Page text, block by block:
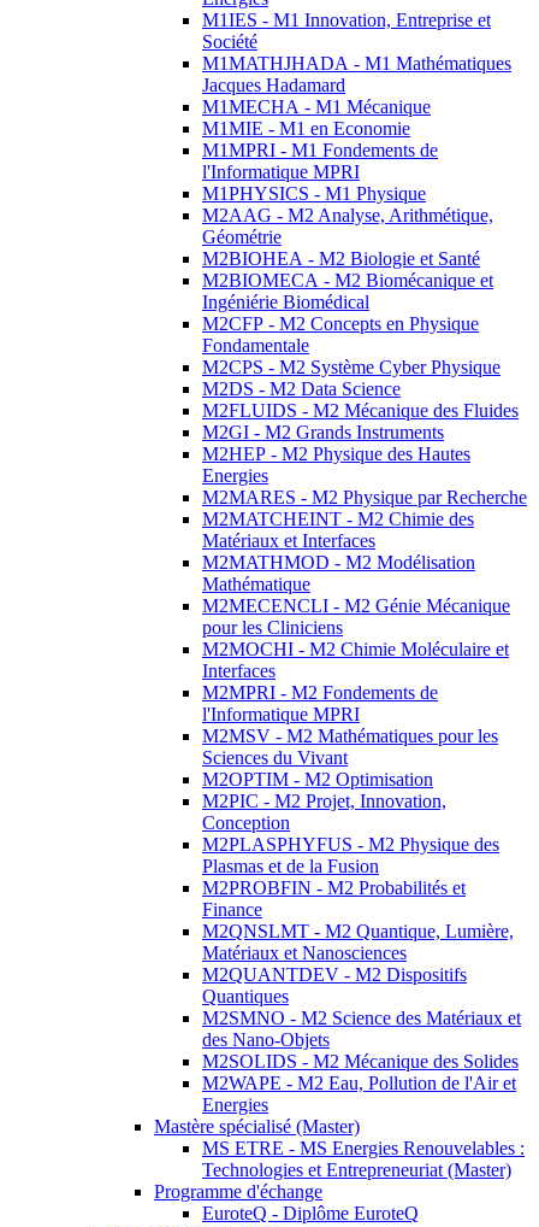
M1IES - M1 Innovation, Entreprise et
Société
M1MATHJHADA - M1 Mathématiques
Jacques Hadamard
M1MECHA - M1 Mécanique
M1MIE - M1 en Economie
M1MPRI - M1 Fondements de
l'Informatique MPRI
M1PHYSICS - M1 Physique
M2AAG - M2 Analyse, Arithmétique,
Géométrie
M2BIOHEA - M2 Biologie et Santé
M2BIOMECA - M2 Biomécanique et
Ingéniérie Biomédical
M2CFP - M2 Concepts en Physique
Fondamentale
M2CPS - M2 Système Cyber Physique
M2DS - M2 Data Science
M2FLUIDS - M2 Mécanique des Fluides
M2GI - M2 Grands Instruments
M2HEP - M2 Physique des Hautes
Energies
M2MARES - M2 Physique par Recherche
M2MATCHEINT - M2 Chimie des
Matériaux et Interfaces
M2MATHMOD - M2 Modélisation
Mathématique
M2MECENCLI - M2 Génie Mécanique
pour les Cliniciens
M2MOCHI - M2 Chimie Moléculaire et
Interfaces
M2MPRI - M2 Fondements de
l'Informatique MPRI
M2MSV - M2 Mathématiques pour les
Sciences du Vivant
M2OPTIM - M2 Optimisation
M2PIC - M2 Projet, Innovation,
Conception
M2PLASPHYFUS - M2 Physique des
Plasmas et de la Fusion
M2PROBFIN - M2 Probabilités et
Finance
M2QNSLMT - M2 Quantique, Lumière,
Matériaux et Nanosciences
M2QUANTDEV - M2 Dispositifs
Quantiques
M2SMNO - M2 Science des Matériaux et
des Nano-Objets
M2SOLIDS - M2 Mécanique des Solides
M2WAPE - M2 Eau, Pollution de l'Air et
Energies
Mastère spécialisé (Master)
MS ETRE - MS Energies Renouvelables :
Technologies et Entrepreneuriat (Master)
Programme d'échange
EuroteQ - Diplôme EuroteQ